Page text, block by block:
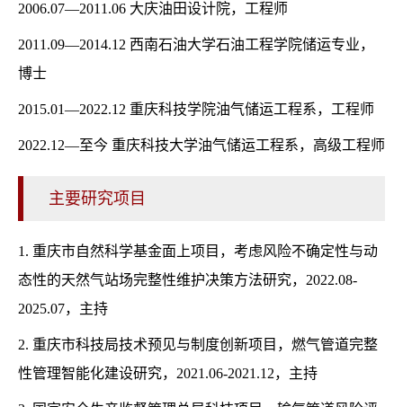
2006.07—2011.06 大庆油田设计院，工程师
2011.09—2014.12 西南石油大学石油工程学院储运专业，
博士
2015.01—2022.12 重庆科技学院油气储运工程系，工程师
2022.12—至今 重庆科技大学油气储运工程系，高级工程师
主要研究项目
1. 重庆市自然科学基金面上项目，考虑风险不确定性与动
态性的天然气站场完整性维护决策方法研究，2022.08-
2025.07，主持
2. 重庆市科技局技术预见与制度创新项目，燃气管道完整
性管理智能化建设研究，2021.06-2021.12，主持